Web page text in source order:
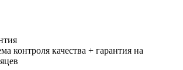
контроля качества + гарантия на